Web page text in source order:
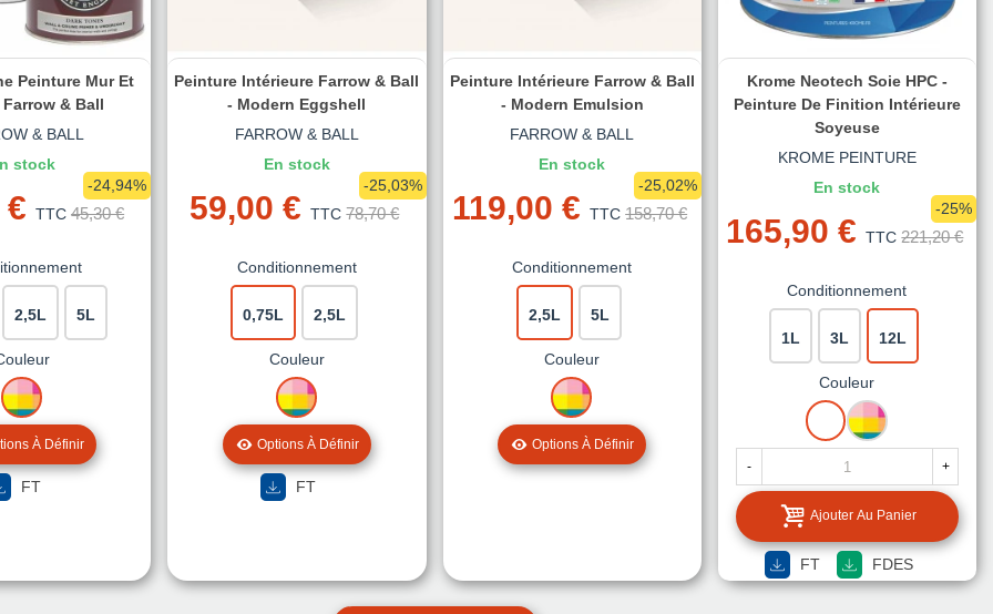
Peinture Mur Et
& Ball
& BALL
stock
€ TTC 45,30 €
-24,94%
2,5L 5L
MISE
A
LAÀ Définir
FT
Peinture Intérieure Farrow & Ball
- Modern Eggshell
FARROW & BALL
En stock
59,00 € TTC 78,70 €
-25,03%
Conditionnement
0,75L 2,5L
Couleur
MISE
A
LA
Options À Définir
FT
Peinture Intérieure Farrow & Ball
- Modern Emulsion
FARROW & BALL
En stock
119,00 € TTC 158,70 €
-25,02%
Conditionnement
2,5L 5L
Couleur
MISE
A
LA
Options À Définir
Krome Neotech Soie HPC -
Peinture De Finition Intérieure
Soyeuse
KROME PEINTURE
En stock
165,90 € TTC 221,20 €
-25%
Conditionnement
1L 3L 12L
Couleur
BLANCMISE
A
TEINTE
- +
Ajouter Au Panier
FT FDES